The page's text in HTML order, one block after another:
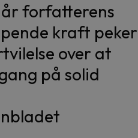
forfatterens
kraft peker
over at
på solid